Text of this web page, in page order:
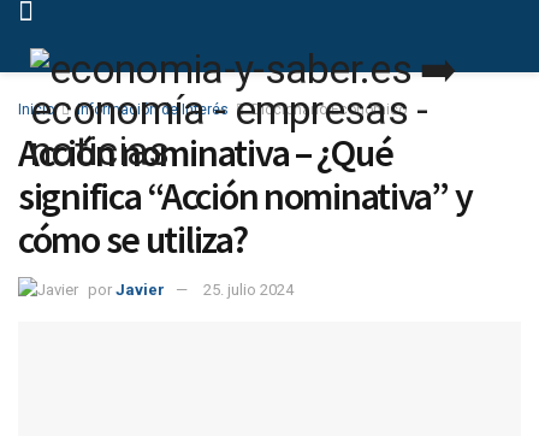
Inicio Información de Interés Diccionario Económico
Acción nominativa – ¿Qué
significa “Acción nominativa” y
cómo se utiliza?
por Javier 25. julio 2024